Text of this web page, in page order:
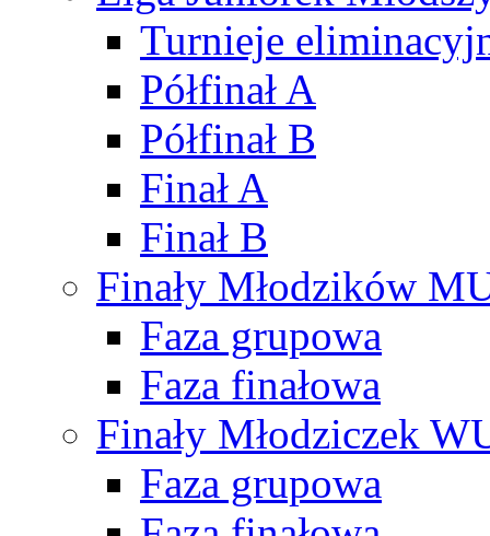
Turnieje
Półfinał A
Półfinał B
Finał A
Finał B
Finały Młodzików
Faza grupowa
Faza finałowa
Finały Młodziczek
Faza grupowa